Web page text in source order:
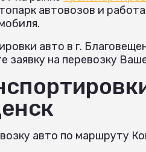
автовозов и
авто в г.
заявку на перевозку
авто по маршруту